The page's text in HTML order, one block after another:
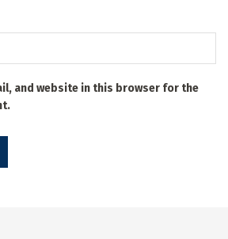
and website in this browser for the